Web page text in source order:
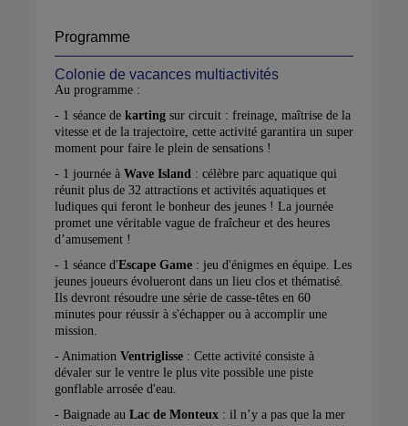
Programme
Colonie de vacances multiactivités
Au programme :
- 1 séance de karting sur circuit : freinage, maîtrise de la
vitesse et de la trajectoire, cette activité garantira un super
moment pour faire le plein de sensations !
- 1 journée à Wave Island : célèbre parc aquatique qui
réunit plus de 32 attractions et activités aquatiques et
ludiques qui feront le bonheur des jeunes ! La journée
promet une véritable vague de fraîcheur et des heures
d’amusement !
- 1 séance d'Escape Game : jeu d'énigmes en équipe. Les
jeunes joueurs évolueront dans un lieu clos et thématisé.
Ils devront résoudre une série de casse-têtes en 60
minutes pour réussir à s'échapper ou à accomplir une
mission.
- Animation Ventriglisse : Cette activité consiste à
dévaler sur le ventre le plus vite possible une piste
gonflable arrosée d'eau.
- Baignade au Lac de Monteux : il n’y a pas que la mer